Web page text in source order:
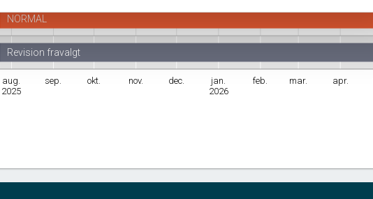
aug.
2025
sep. okt. nov. dec.
jan.
2026
feb. mar. apr.
NORMAL
Revision fravalgt